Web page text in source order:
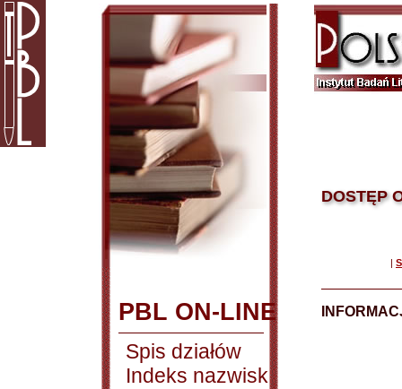
PBL ON-LINE
Spis działów
Indeks nazwisk
DOSTĘP
|